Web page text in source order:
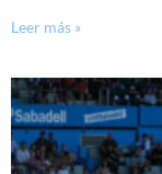
Leer más »